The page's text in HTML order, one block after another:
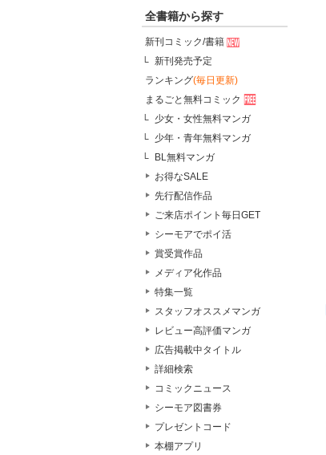
全書籍から探す
新刊コミック/書籍
新刊発売予定
ランキング(毎日更新)
まるごと無料コミック
少女・女性無料マンガ
少年・青年無料マンガ
BL無料マンガ
お得なSALE
先行配信作品
ご来店ポイント毎日GET
シーモアでポイ活
賞受賞作品
メディア化作品
特集一覧
スタッフオススメマンガ
レビュー高評価マンガ
広告掲載中タイトル
詳細検索
コミックニュース
シーモア図書券
プレゼントコード
本棚アプリ